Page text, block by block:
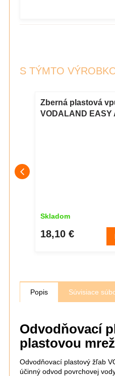
S TÝMTO
Zberná plastová
VODALAND EASY
Skladom
18,10 €
Popis Súvisiace
Odvodňovací
plastovou
Odvodňovací plastový žľab
účinný odvod povrchovej